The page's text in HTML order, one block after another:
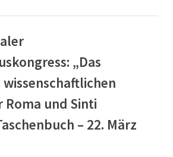
„Das
Roma und Sinti
– 22. März